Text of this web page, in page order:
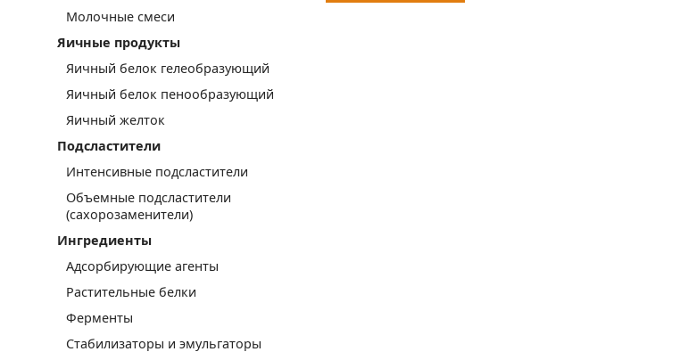
Молочные смеси
Яичные продукты
Яичный белок гелеобразующий
Яичный белок пенообразующий
Яичный желток
Подсластители
Интенсивные подсластители
Объемные подсластители
(сахорозаменители)
Ингредиенты
Адсорбирующие агенты
Растительные белки
Ферменты
Стабилизаторы и эмульгаторы